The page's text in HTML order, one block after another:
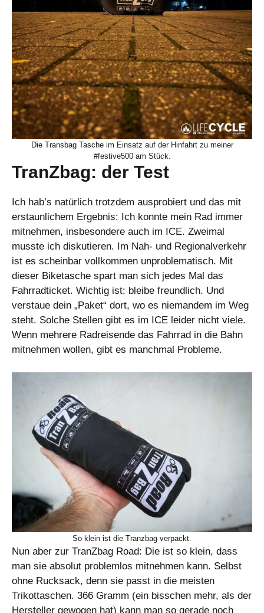
Die Transbag Tasche im Einsatz auf der Hinfahrt zu meiner
#festive500 am Stück.
TranZbag: der Test
Ich hab’s natürlich trotzdem ausprobiert und das mit
erstaunlichem Ergebnis: Ich konnte mein Rad immer
mitnehmen, insbesondere auch im ICE. Zweimal
musste ich diskutieren. Im Nah- und Regionalverkehr
ist es scheinbar vollkommen unproblematisch. Mit
dieser Biketasche spart man sich jedes Mal das
Fahrradticket. Wichtig ist: bleibe freundlich. Und
verstaue dein „Paket“ dort, wo es niemandem im Weg
steht. Solche Stellen gibt es im ICE leider nicht viele.
Wenn mehrere Radreisende das Fahrrad in die Bahn
mitnehmen wollen, gibt es manchmal Probleme.
So klein ist die Tranzbag verpackt.
Nun aber zur TranZbag Road: Die ist so klein, dass
man sie absolut problemlos mitnehmen kann. Selbst
ohne Rucksack, denn sie passt in die meisten
Trikottaschen. 366 Gramm (ein bisschen mehr, als der
Hersteller gewogen hat) kann man so gerade noch